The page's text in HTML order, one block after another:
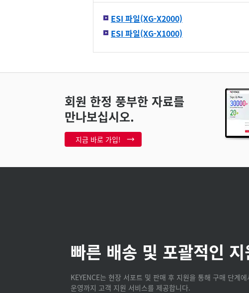
ESI 파일(XG-X2000)
ESI 파일(XG-X1000)
회원 한정 풍부한 자료를
만나보십시오.
지금 바로 가입!
빠른 배송 및 포괄적인 지
KEYENCE는 현장 서포트 및 판매 후 지원을 통해 구매 단계에
운영까지 고객 지원 서비스를 제공합니다.